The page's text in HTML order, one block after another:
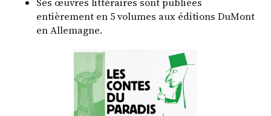
entièrement en 5 volumes aux éditions DuMont
en Allemagne.